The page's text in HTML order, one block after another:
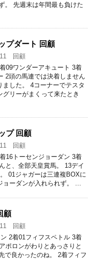
。 先週末は年間最も負けた
プダート 回顧
回顧
09ワンダーアキュート 3着
2頭の馬連では決着しません
した。 4コーナーでテスタ
リーがまくって来たとき
プ 回顧
回顧
16トーセンジョーダン 3着
と、全部天皇賞馬。 13デイ
01ジャガーは三連複BOXに
ョーダンが入れられず。 …
顧
回顧
2着01フィフスペトル 3着
ポロンがわりとあっさりと
で良かったのね。 2着フィフ